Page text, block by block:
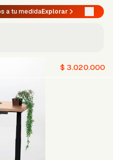
a tu medidaExplorar
$ 3.020.000